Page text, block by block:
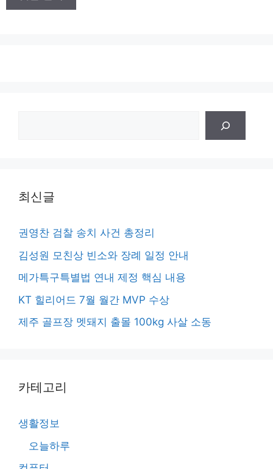
최신글
권영찬 검찰 송치 사건 총정리
김성원 모친상 빈소와 장례 일정 안내
메가특구특별법 연내 제정 핵심 내용
KT 힐리어드 7월 월간 MVP 수상
제주 골프장 멧돼지 출몰 100kg 사살 소동
카테고리
생활정보
오늘하루